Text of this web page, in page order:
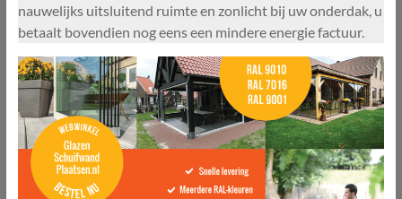
nauwelijks uitsluitend ruimte en zonlicht bij uw onderdak, u
betaalt bovendien nog eens een mindere energie factuur.